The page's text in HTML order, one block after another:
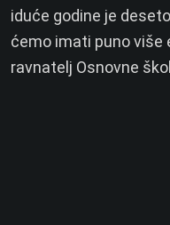
iduće godine je
ćemo imati puno više
ravnatelj Osnovne